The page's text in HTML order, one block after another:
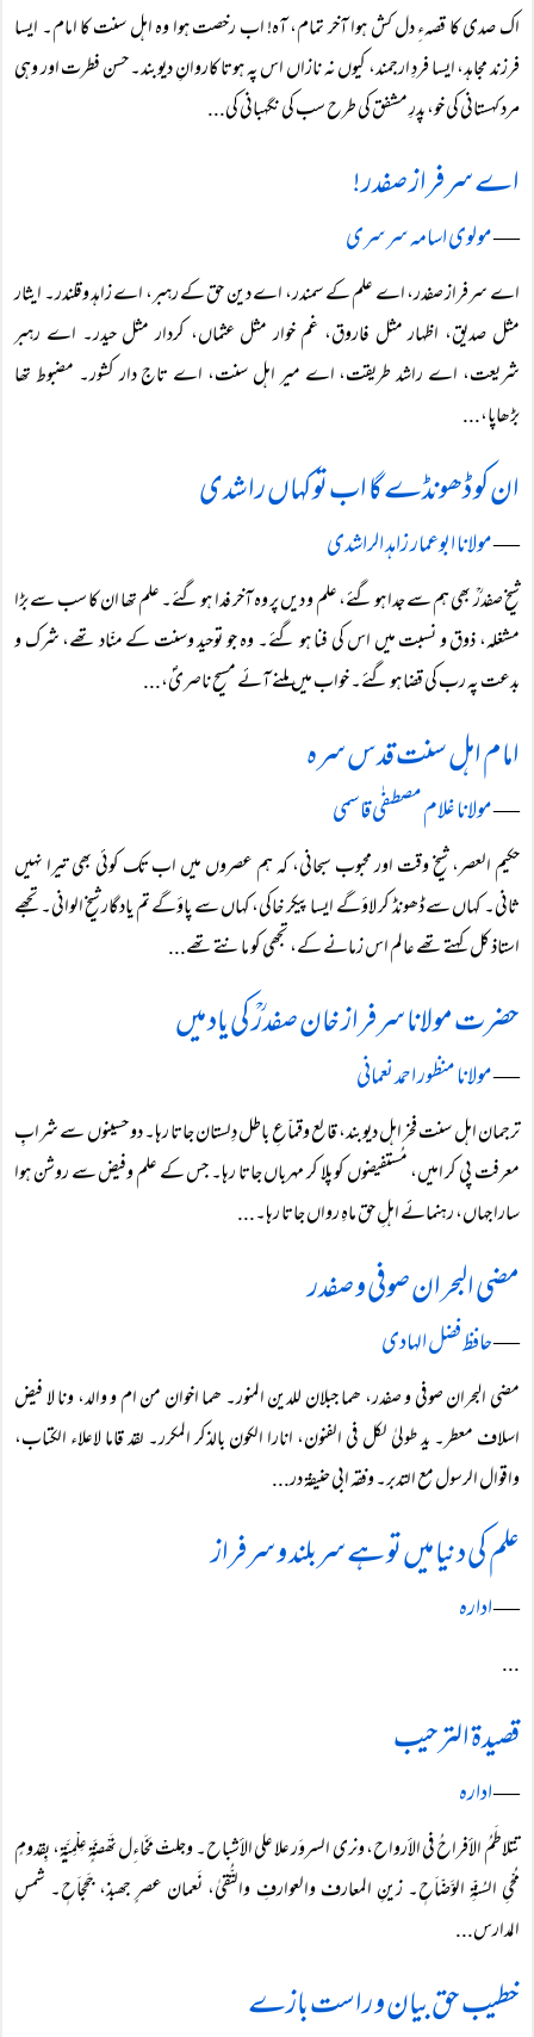
اک صدی کا قصہءِ دل کش ہوا آخر تمام، آہ! اب رخصت ہوا وہ اہل سنت کا امام۔ ایسا
فرزند مجاہد، ایسا فردِ ارجمند، کیوں نہ نازاں اس پہ ہوتا کاروانِ دیوبند۔ حسن فطرت اور وہی
مرد کہستانی کی خو، پدرِ مشفق کی طرح سب کی نگہبانی کی...
اے سرفراز صفدر!
―مولوی اسامہ سرسری
اے سرفراز صفدر، اے علم کے سمندر، اے دین حق کے رہبر، اے زاہد وقلندر۔ ایثار
مثل صدیق، اظہار مثل فاروق، غم خوار مثل عثماں، کردار مثل حیدر۔ اے رہبر
شریعت، اے راشد طریقت، اے میر اہل سنت، اے تاج دار کشور۔ مضبوط تھا
بڑھاپا،...
ان کو ڈھونڈے گا اب تو کہاں راشدی
―مولانا ابوعمار زاہد الراشدی
شیخ صفدرؒ بھی ہم سے جدا ہو گئے، علم و دیں پر وہ آخر فدا ہو گئے۔ علم تھا ان کا سب سے بڑا
مشغلہ، ذوق و نسبت میں اس کی فنا ہو گئے۔ وہ جو توحید وسنت کے منّاد تھے، شرک و
بدعت پہ رب کی قضا ہو گئے۔ خواب میں ملنے آئے مسیح ناصریؐ،...
امام اہل سنت قدس سرہ
―مولانا غلام مصطفٰی قاسمی
حکیم العصر، شیخ وقت اور محبوب سبحانی، کہ ہم عصروں میں اب تک کوئی بھی تیرا نہیں
ثانی۔ کہاں سے ڈھونڈ کر لاؤگے ایسا پیکر خاکی، کہاں سے پاؤگے تم یادگار شیخ الوانی۔ تجھے
استاذ کل کہتے تھے عالم اس زمانے کے، تجھی کو مانتے تھے...
حضرت مولانا سرفراز خان صفدرؒ کی یاد میں
―مولانا منظور احمد نعمانی
ترجمان اہل سنت فخر اہل دیوبند، قالع وقماّعِ باطل دِلستان جاتا رہا۔ دو حسینوں سے شرابِ
معرفت پی کر امیں، مُستفیضوں کو پلا کر مہرباں جاتا رہا۔ جس کے علم وفیض سے روشن ہوا
سارا جہاں، رہنمائے اہلِ حق ماہِ رواں جاتا رہا۔...
مضی البحران صوفی و صفدر
―حافظ فضل الہادی
مضی البحران صوفی و صفدر، ھما جبلان للدین المنور۔ ھما اخوان من ام و والد، ونا لا فیض
اسلاف معطر۔ ید طولیٰ لکل فی الفنون، انارا الکون بالذکر المکرر۔ لقد قاما لاعلاء الکتاب،
واقوال الرسول مع التدبر۔ وفقہ ابی حنیفۃ در...
علم کی دنیا میں تو ہے سربلند و سرفراز
―ادارہ
...
قصیدۃ الترحیب
―ادارہ
تتلاطَمُ الأفراحُ فی الأرواح، ونری السروَر علا علی الأشباح۔ وجلتْ مَخَاءِل نَھْضَۃٍ عِلْمِیَّۃٍ، بِقدومٍ
مُحْیِ السُنّۃِ الوَّضّاَحٖ۔ زینِ المعارف والعوارفِ والتُّقیٰ، نَعمان عصرٍ جھبذ، جَحجاَحٖ۔ شمسِ
المدارس...
خطیب حق بیان و راست بازے